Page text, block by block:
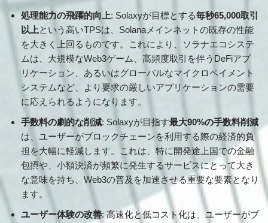
処理能力の飛躍的向上: Solaxyが目標とする毎秒65,000取引
以上という高いTPSは、Solanaメインネットの既存の性能
を大きく上回るものです。これにより、ソラナエコシステ
ムは、大規模なWeb3ゲーム、高頻度取引を伴うDeFiアプ
リケーション、あるいはグローバルなマイクロペイメント
システムなど、より要求の厳しいアプリケーションの需要
に応えられるようになります。
手数料の劇的な削減: Solaxyが目指す最大90%の手数料削減
は、ユーザーがブロックチェーンを利用する際の経済的負
担を大幅に軽減します。これは、特に開発途上国での金融
包摂や、小額決済が頻繁に発生するサービスにとって大き
な意味を持ち、Web3の普及を加速させる重要な要素となり
ます。
ユーザー体験の改善: 高速化と低コスト化は、ユーザーがブ